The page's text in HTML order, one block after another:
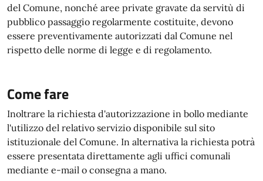
del Comune, nonché aree private gravate da servitù di
pubblico passaggio regolarmente costituite, devono
essere preventivamente autorizzati dal Comune nel
rispetto delle norme di legge e di regolamento.
Come fare
Inoltrare la richiesta d'autorizzazione in bollo mediante
l'utilizzo del relativo servizio disponibile sul sito
istituzionale del Comune. In alternativa la richiesta potrà
essere presentata direttamente agli uffici comunali
mediante e-mail o consegna a mano.